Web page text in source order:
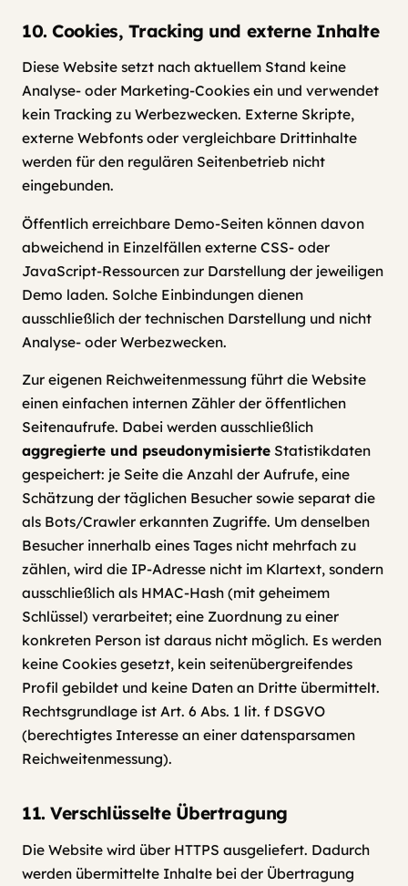
10. Cookies, Tracking und externe Inhalte
Diese Website setzt nach aktuellem Stand keine
Analyse- oder Marketing-Cookies ein und verwendet
kein Tracking zu Werbezwecken. Externe Skripte,
externe Webfonts oder vergleichbare Drittinhalte
werden für den regulären Seitenbetrieb nicht
eingebunden.
Öffentlich erreichbare Demo-Seiten können davon
abweichend in Einzelfällen externe CSS- oder
JavaScript-Ressourcen zur Darstellung der jeweiligen
Demo laden. Solche Einbindungen dienen
ausschließlich der technischen Darstellung und nicht
Analyse- oder Werbezwecken.
Zur eigenen Reichweitenmessung führt die Website
einen einfachen internen Zähler der öffentlichen
Seitenaufrufe. Dabei werden ausschließlich
aggregierte und pseudonymisierte Statistikdaten
gespeichert: je Seite die Anzahl der Aufrufe, eine
Schätzung der täglichen Besucher sowie separat die
als Bots/Crawler erkannten Zugriffe. Um denselben
Besucher innerhalb eines Tages nicht mehrfach zu
zählen, wird die IP-Adresse nicht im Klartext, sondern
ausschließlich als HMAC-Hash (mit geheimem
Schlüssel) verarbeitet; eine Zuordnung zu einer
konkreten Person ist daraus nicht möglich. Es werden
keine Cookies gesetzt, kein seitenübergreifendes
Profil gebildet und keine Daten an Dritte übermittelt.
Rechtsgrundlage ist Art. 6 Abs. 1 lit. f DSGVO
(berechtigtes Interesse an einer datensparsamen
Reichweitenmessung).
11. Verschlüsselte Übertragung
Die Website wird über HTTPS ausgeliefert. Dadurch
werden übermittelte Inhalte bei der Übertragung